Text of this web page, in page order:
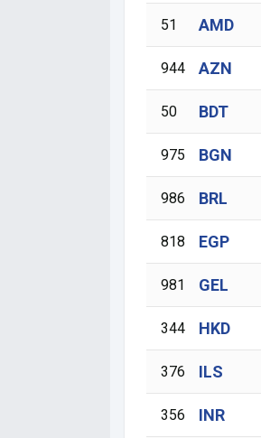
51 AMD
944 AZN
50 BDT
975 BGN
986 BRL
818 EGP
981 GEL
344 HKD
376 ILS
356 INR